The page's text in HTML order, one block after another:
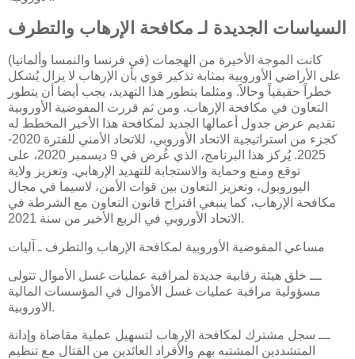
السياسات الجديدة لـ مكافحة الإرهاب والتطرف
كانت الموجة الأخيرة من الهجمات (في فرنسا والنمسا وألمانيا)
على الأراضي الأوروبية بمثابة تذكير قوي بأن الإرهاب لا يزال يُشكل
خطراً حقيقياً وحالاً. ومثلما يتطور هذا التهديد، يجب أيضا أن يتطور
التعاون في مكافحة الإرهاب. ومن ثم قررت المفوضية الأوروبية
تقديم عرض جدول أعمالها الجديد لمكافحة هذا الأخير المخطط له
كجزء من استراتيجية الاتحاد الأوروبي، للاتحاد الأمني للفترة 2020-
2025. يُركز هذا البرنامج، الذي عُرض في 9 ديسمبر 2020، على
توقع ومنع وحماية والاستجابة للتهديد الإرهابي. وتعزيز ولاية
اليوروبول، وتعزيز التعاون بين قوات الأمن، لاسيما في مجال
مكافحة الإرهاب، كما ينبغي اقتراح قانون التعاون مع الشرطة في
الاتحاد الأوروبي في الربع الأخير من سنة 2021.
مساعي المفوضية الأوروبية لمكافحة الإرهاب والتطرف ـ آليات
ـــ خلق هيئة رقابية جديدة لمراقبة عمليات غسل الأموال تتولى
مسؤولية مراقبة عمليات غسل الأموال في المؤسسات المالية
الاوروبية.
ـــ سجل مشترك لمكافحة الإرهاب لتسهيل عملية مقاضاة وإدانة
المتشددين المشتبه بهم والأفراد العائدين من القتال مع تنظيم